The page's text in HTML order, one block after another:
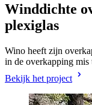
Winddichte
plexiglas
Wino heeft zijn
in de overkapping
Bekijk het project